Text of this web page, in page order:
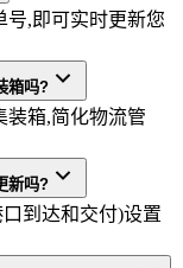
号,即可实时更新您
箱吗?
装箱,简化物流管
新吗?
到达和交付)设置